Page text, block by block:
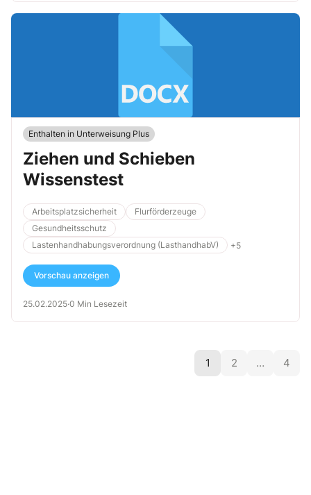
Enthalten in Unterweisung Plus
Ziehen und Schieben
Wissenstest
Arbeitsplatzsicherheit
Flurförderzeuge
Gesundheitsschutz
Lastenhandhabungsverordnung (LasthandhabV)
+5
Vorschau anzeigen
25.02.2025·0 Min Lesezeit
1 2 … 4